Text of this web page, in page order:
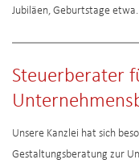
Jubiläen, Geburtstage etwa.
Steuerberater
Unsere Kanzlei hat sich
Gestaltungsberatung zur